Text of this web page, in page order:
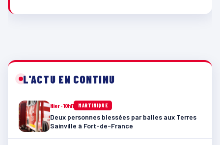
L'ACTU EN CONTINU
Hier · 10h11 MARTINIQUE
Deux personnes blessées par balles aux Terres
Sainville à Fort-de-France